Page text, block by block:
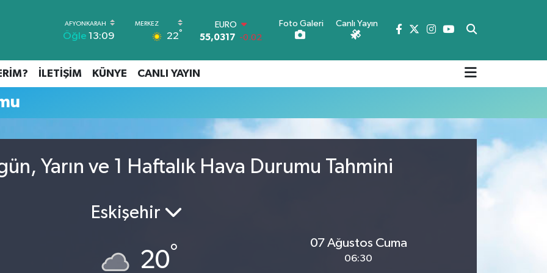
Öğle 13:09 22°
EURO
55,0317 -0.02
64,2463 0.07
6510.40 0.45
BITCOIN
64.225,61 -0.63
47,7143 0.16
Foto Galeri Canlı Yayın
İLETİŞİM KÜNYE CANLI YAYIN
Yarın ve 1 Haftalık Hava Durumu Tahmini
Eskişehir
20°
07 Ağustos Cuma
06:30